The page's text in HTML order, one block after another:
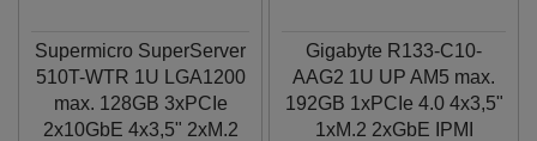
Supermicro SuperServer
510T-WTR 1U LGA1200
max. 128GB 3xPCIe
2x10GbE 4x3,5" 2xM.2
Gigabyte R133-C10-
AAG2 1U UP AM5 max.
192GB 1xPCIe 4.0 4x3,5"
1xM.2 2xGbE IPMI